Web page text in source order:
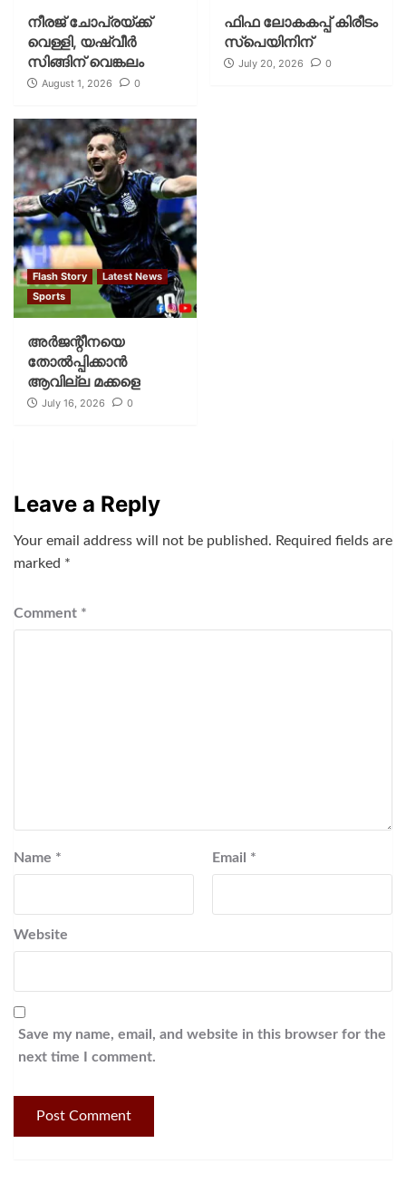
നീരജ് ചോപ്രയ്ക്ക്
വെള്ളി, യഷ്‌വീര്‍
സിങ്ങിന് വെങ്കലം
August 1, 2026 0
ഫിഫ ലോകകപ്പ് കിരീടം
സ്പെയിനിന്
July 20, 2026 0
Flash Story
Latest News
Sports
അര്‍ജന്റീനയെ
തോല്‍പ്പിക്കാന്‍
ആവില്ല മക്കളെ
July 16, 2026 0
Leave a Reply
Your email address will not be published. Required fields are
marked *
Comment *
Name * Email *
Website
Save my name, email, and website in this browser for the
next time I comment.